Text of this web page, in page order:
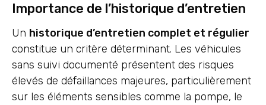
Importance de l’historique d’entretien
Un historique d’entretien complet et régulier
constitue un critère déterminant. Les véhicules
sans suivi documenté présentent des risques
élevés de défaillances majeures, particulièrement
sur les éléments sensibles comme la pompe, le